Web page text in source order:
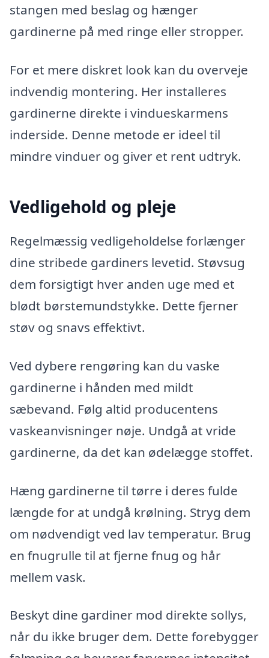
stangen med beslag og hænger
gardinerne på med ringe eller stropper.
For et mere diskret look kan du overveje
indvendig montering. Her installeres
gardinerne direkte i vindueskarmens
inderside. Denne metode er ideel til
mindre vinduer og giver et rent udtryk.
Vedligehold og pleje
Regelmæssig vedligeholdelse forlænger
dine stribede gardiners levetid. Støvsug
dem forsigtigt hver anden uge med et
blødt børstemundstykke. Dette fjerner
støv og snavs effektivt.
Ved dybere rengøring kan du vaske
gardinerne i hånden med mildt
sæbevand. Følg altid producentens
vaskeanvisninger nøje. Undgå at vride
gardinerne, da det kan ødelægge stoffet.
Hæng gardinerne til tørre i deres fulde
længde for at undgå krølning. Stryg dem
om nødvendigt ved lav temperatur. Brug
en fnugrulle til at fjerne fnug og hår
mellem vask.
Beskyt dine gardiner mod direkte sollys,
når du ikke bruger dem. Dette forebygger